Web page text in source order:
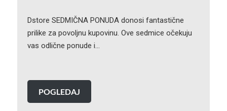
Dstore SEDMIČNA PONUDA donosi fantastične
prilike za povoljnu kupovinu. Ove sedmice očekuju
vas odlične ponude i…
POGLEDAJ